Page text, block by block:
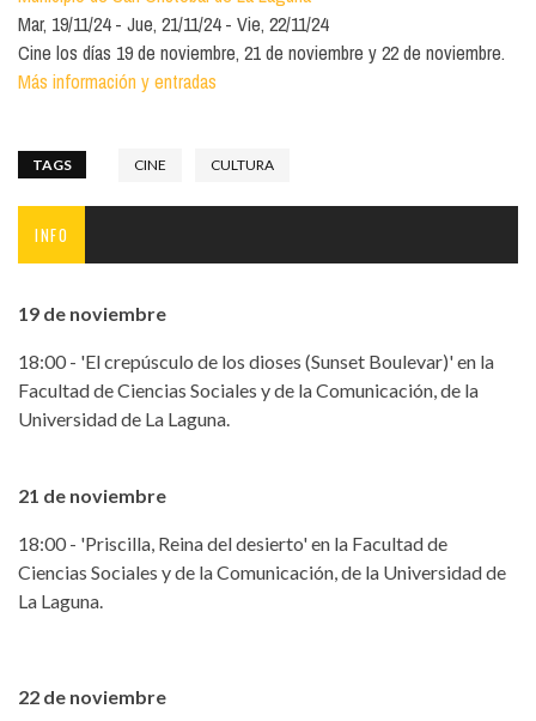
Mar, 19/11/24
Jue, 21/11/24
Vie, 22/11/24
Cine los días 19 de noviembre, 21 de noviembre y 22 de noviembre.
Más información y entradas
TAGS CINE CULTURA
INFO
19 de noviembre
18:00 - 'El crepúsculo de los dioses (Sunset Boulevar)' en la
Facultad de Ciencias Sociales y de la Comunicación, de la
Universidad de La Laguna.
21 de noviembre
18:00 - 'Priscilla, Reina del desierto' en la Facultad de
Ciencias Sociales y de la Comunicación, de la Universidad de
La Laguna.
22 de noviembre